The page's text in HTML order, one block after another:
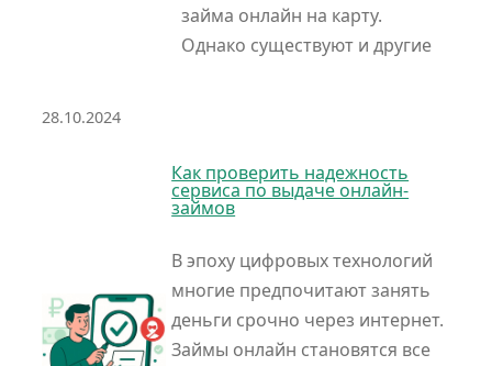
займа онлайн на карту.
Однако существуют и другие
28.10.2024
Как проверить надежность
сервиса по выдаче онлайн-
займов
В эпоху цифровых технологий
многие предпочитают занять
деньги срочно через интернет.
Займы онлайн становятся все